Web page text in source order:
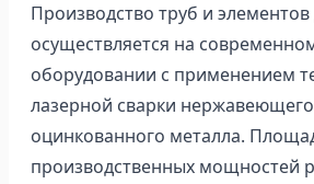
Производство труб и
осуществляется на
оборудовании с применением
лазерной сварки
оцинкованного металла.
производственных мощностей